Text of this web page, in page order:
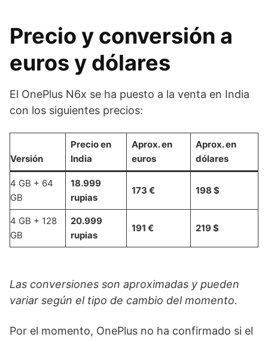
Precio y conversión a
euros y dólares
El OnePlus N6x se ha puesto a la venta en India
con los siguientes precios:
Versión
Precio en
India
Aprox. en
euros
Aprox. en
dólares
4 GB + 64
GB
18.999
rupias
173 € 198 $
4 GB + 128
GB
20.999
rupias
191 € 219 $
Las conversiones son aproximadas y pueden
variar según el tipo de cambio del momento.
Por el momento, OnePlus no ha confirmado si el